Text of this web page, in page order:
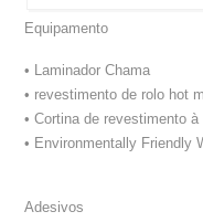
Equipamento
• Laminador Chama
• revestimento de rolo hot
• Cortina de revestimento
• Environmentally Friendly
Adesivos